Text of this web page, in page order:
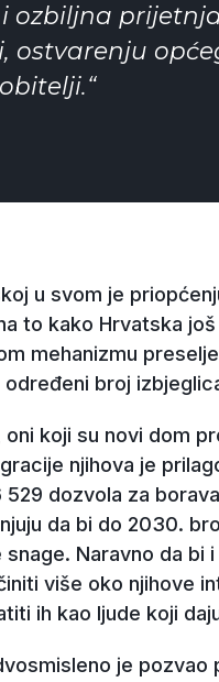
ozbiljna
u svom je
to kako Hrvatska
mehanizmu
broj
koji su novi dom
njihova je
dozvola za
da bi do 2030.
Naravno da bi
više oko njihove
ih kao ljude koji
je pozvao